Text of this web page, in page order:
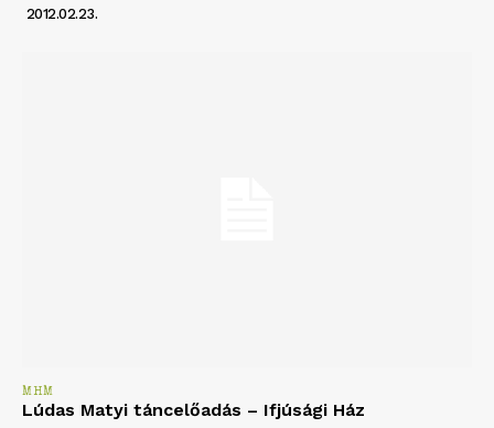
2012.02.23.
MHM
Lúdas Matyi táncelőadás – Ifjúsági Ház